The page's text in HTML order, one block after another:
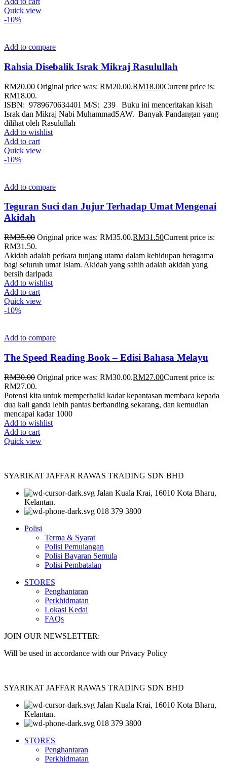
Quick view
-10%
Add to compare
Rahsia Disebalik Israk Mikraj Rasulullah
RM20.00 Original price was: RM20.00.RM18.00Current price is:
RM18.00.
ISBN: 9789670634401 M/S: 239 Buku ini menceritakan kisah
Israk dan Mikraj Nabi MuhammadSAW. Banyak Pandangan yang
dilihat oleh Rasulullah
Add to wishlist
Add to cart
Quick view
-10%
Add to compare
Teguran Suci dan Jujur Terhadap Umat Mengenai
Akidah
RM35.00 Original price was: RM35.00.RM31.50Current price is:
RM31.50.
Akidah adalah perkara tunjang utama dalam kehidupan beragama
bagi seluruh umat Islam. Akidah yang sahih adalah akidah yang
bersih daripada
Add to wishlist
Add to cart
Quick view
-10%
Add to compare
The Speed Reading Book – Edisi Bahasa Melayu
RM30.00 Original price was: RM30.00.RM27.00Current price is:
RM27.00.
Potensi kita untuk memperbaiki kadar kepantasan membaca kepada
dua kali ganda lebih pantas berbanding sekarang, dan kemudian
mencapai kadar 1000
Add to wishlist
Add to cart
Quick view
SYARIKAT JAFFAR RAWAS TRADING SDN BHD
Jalan Kuala Krai, 16010 Kota Bharu,
Kelantan.
018 379 3800
Polisi
Terma & Syarat
Polisi Pemulangan
Polisi Bayaran Semula
Polisi Pembatalan
STORES
Penghantaran
Perkhidmatan
Lokasi Kedai
FAQs
JOIN OUR NEWSLETTER:
Will be used in accordance with our Privacy Policy
SYARIKAT JAFFAR RAWAS TRADING SDN BHD
Jalan Kuala Krai, 16010 Kota Bharu,
Kelantan.
018 379 3800
STORES
Penghantaran
Perkhidmatan